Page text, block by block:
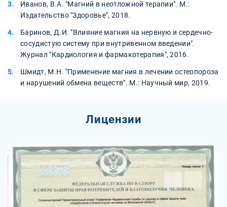
Иванов, В.А. "Магний в неотложной терапии". М.:
Издательство "Здоровье", 2018.
Баринов, Д.И. "Влияние магния на нервную и сердечно-
сосудистую систему при внутривенном введении".
Журнал "Кардиология и фармакотерапия", 2016.
Шмидт, М.Н. "Применение магния в лечении остеопороза
и нарушений обмена веществ". М.: Научный мир, 2019.
Лицензии